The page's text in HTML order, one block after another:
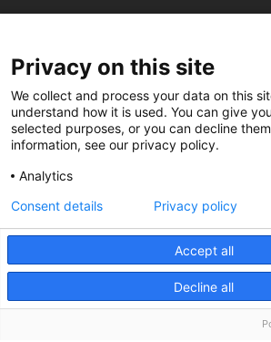
935 120 481
@CGTCatalunya
cgtcatalunya
Desenvolupat per
Privacy on this site
We collect and process your data on this
understand how it is used. You can give
selected purposes, or you can decline
information, see our privacy policy.
Analytics
Accept all
Decline all
Consent details Privacy policy